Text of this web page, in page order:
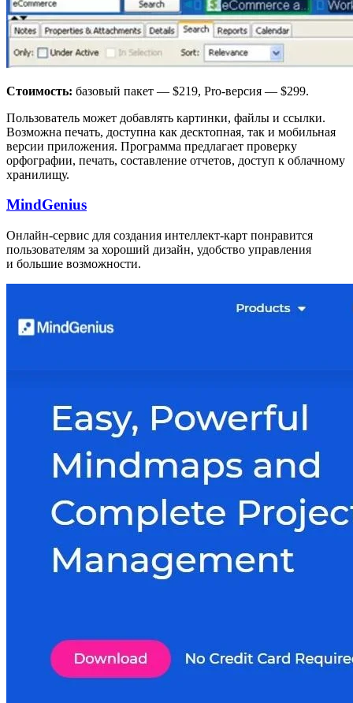
Стоимость: базовый пакет — $219, Pro-версия — $299.
Пользователь может добавлять картинки, файлы и ссылки.
Возможна печать, доступна как десктопная, так и мобильная
версии приложения. Программа предлагает проверку
орфографии, печать, составление отчетов, доступ к облачному
хранилищу.
MindGenius
Онлайн-сервис для создания интеллект-карт понравится
пользователям за хороший дизайн, удобство управления
и большие возможности.